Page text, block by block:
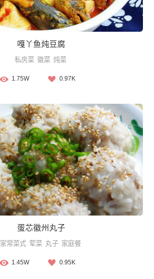
嘎丫鱼炖豆腐
私房菜 徽菜 炖菜
1.75W 0.97K
蛋芯徽州丸子
家常菜式 荤菜 丸子 家庭餐
1.45W 0.95K